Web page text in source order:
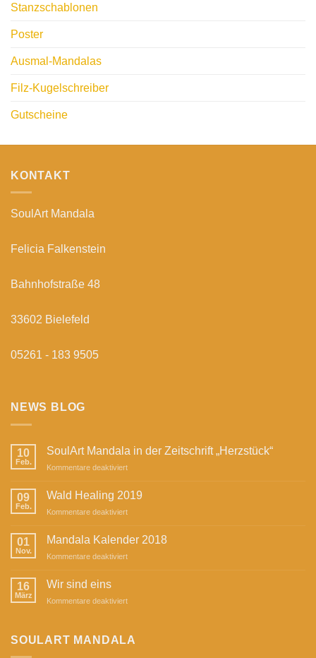
Stanzschablonen
Poster
Ausmal-Mandalas
Filz-Kugelschreiber
Gutscheine
KONTAKT
SoulArt Mandala
Felicia Falkenstein
Bahnhofstraße 48
33602 Bielefeld
05261 - 183 9505
NEWS BLOG
10
Feb.
SoulArt Mandala in der Zeitschrift „Herzstück“
Kommentare deaktiviertfür
Mandala
der
„Herzstück“
09
Feb.
Wald Healing 2019
Kommentare deaktiviertfür
Healing
01
Nov.
Mandala Kalender 2018
Kommentare deaktiviertfür
16
März
Wir sind eins
Kommentare deaktiviertfür
eins
SOULART MANDALA